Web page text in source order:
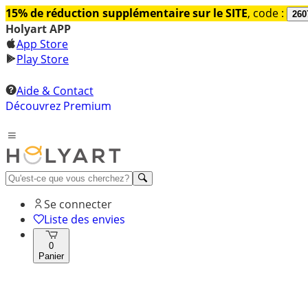
15% de réduction supplémentaire sur le SITE, code :
Holyart APP
App Store
Play Store
Aide & Contact
Découvrez Premium
Se connecter
Liste des envies
0
Panier